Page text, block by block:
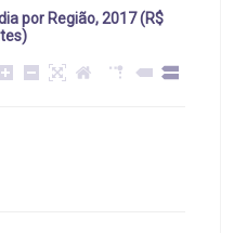
por Região, 2017 (R$